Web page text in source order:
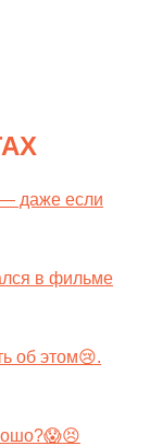
даже если
в фильме
об этом😢.